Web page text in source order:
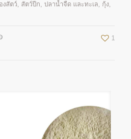
สัตว์, สัตว์ปีก, ปลาน้ำจืด และทะเล, กุ้ง,
1